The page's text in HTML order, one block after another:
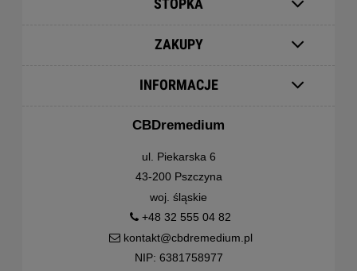
STOPKA
ZAKUPY
INFORMACJE
CBDremedium
ul. Piekarska 6
43-200 Pszczyna
woj. śląskie
+48 32 555 04 82
kontakt@cbdremedium.pl
NIP: 6381758977